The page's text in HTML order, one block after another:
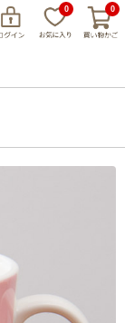
0 0